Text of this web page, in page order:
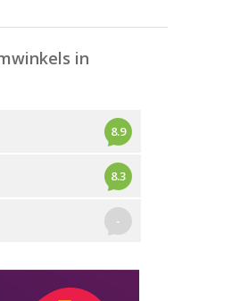
in
8.9
8.3
-